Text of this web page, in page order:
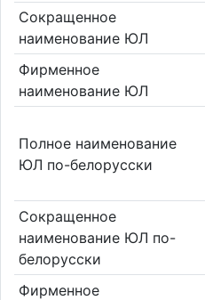
Сокращенное
наименование ЮЛ
Фирменное
наименование ЮЛ
Полное наименование
ЮЛ по-белорусски
Сокращенное
наименование ЮЛ по-
белорусски
Фирменное